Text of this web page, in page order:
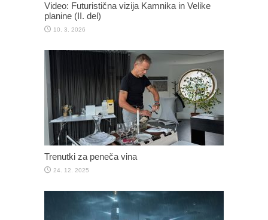
Video: Futuristična vizija Kamnika in Velike
planine (II. del)
10. 3. 2026
Trenutki za peneča vina
24. 12. 2025